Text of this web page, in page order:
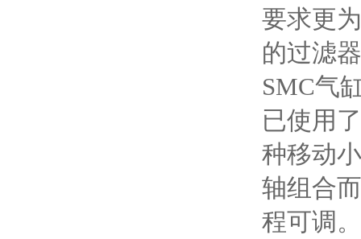
要求更
的过滤
SMC气
已使用
种移动
轴组合
程可调。